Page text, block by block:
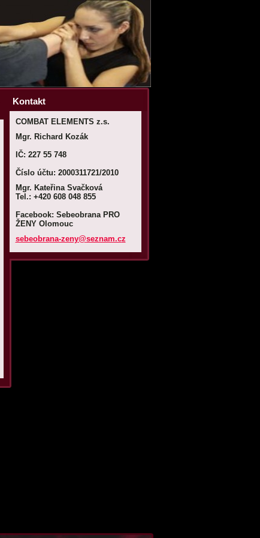
Kontakt
COMBAT ELEMENTS z.s.
Mgr. Richard Kozák
IČ: 227 55 748
Číslo účtu: 2000311721/2010
Mgr. Kateřina Svačková
Tel.: +420 608 048 855
Facebook: Sebeobrana PRO
ŽENY Olomouc
sebeobrana-zeny@seznam.cz